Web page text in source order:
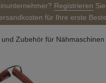
Registrieren
für Ihre erste
und Zubehör für Nähmaschinen